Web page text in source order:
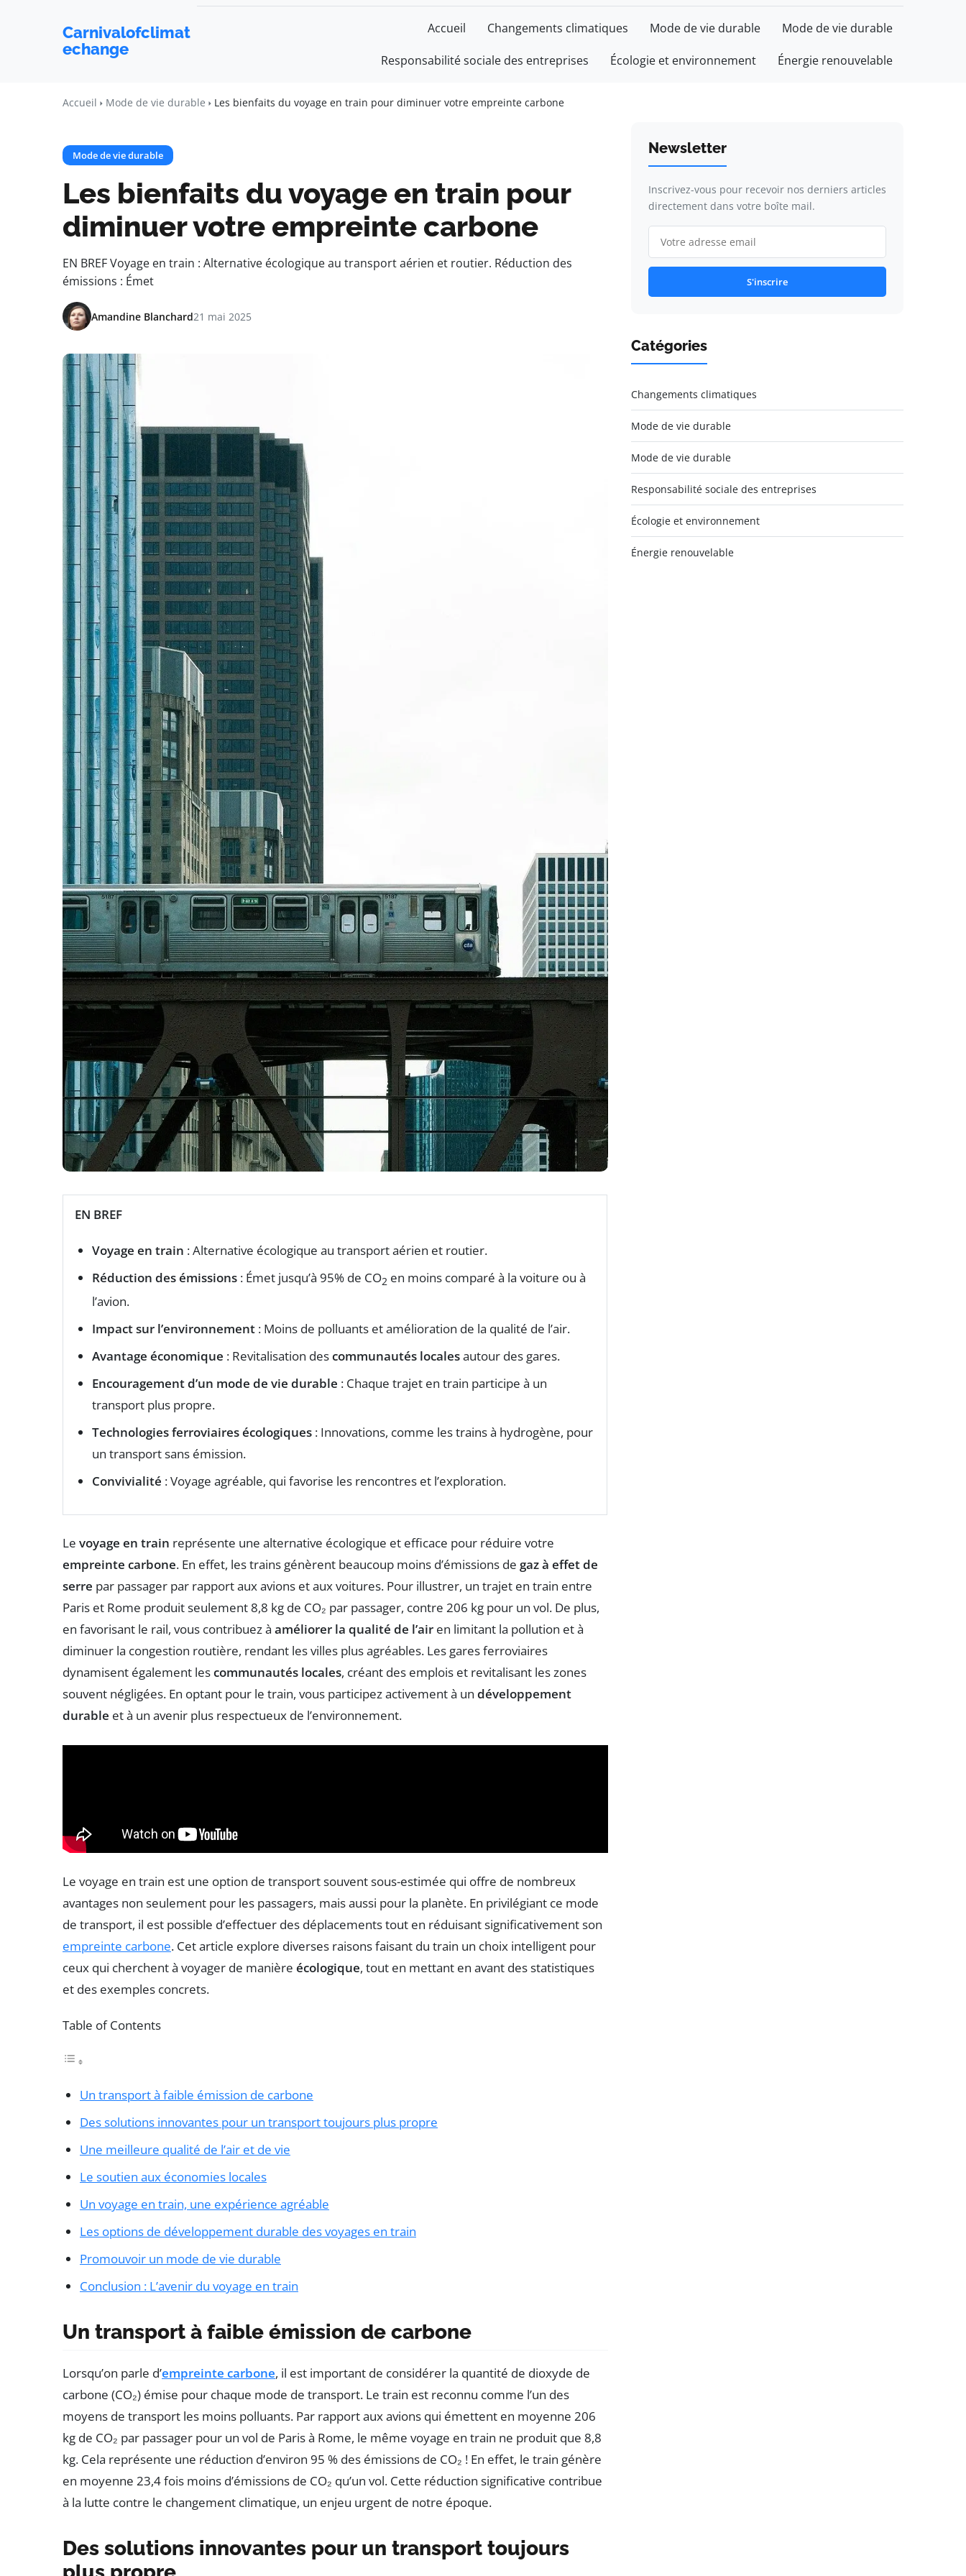
Carnivalofclimat
echange
Accueil Changements climatiques Mode de vie durable Mode de vie durable
Responsabilité sociale des entreprises Écologie et environnement Énergie renouvelable
Accueil Mode de vie durable Les bienfaits du voyage en train pour diminuer votre empreinte carbone
Mode de vie durable
Les bienfaits du voyage en train pour
diminuer votre empreinte carbone
EN BREF Voyage en train : Alternative écologique au transport aérien et routier. Réduction des
émissions : Émet
Amandine Blanchard21 mai 2025
EN BREF
Voyage en train : Alternative écologique au transport aérien et routier.
Réduction des émissions : Émet jusqu’à 95% de CO2 en moins comparé à la voiture ou à
l’avion.
Impact sur l’environnement : Moins de polluants et amélioration de la qualité de l’air.
Avantage économique : Revitalisation descommunautés localesautour des gares.
Encouragement d’un mode de vie durable : Chaque trajet en train participe à un
transport plus propre.
Technologies ferroviaires écologiques : Innovations, comme les trains à hydrogène, pour
un transport sans émission.
Convivialité : Voyage agréable, qui favorise les rencontres et l’exploration.
Le voyage en train représente une alternative écologique et efficace pour réduire votre
empreinte carbone. En effet, les trains génèrent beaucoup moins d’émissions de gaz à effet de
serre par passager par rapport aux avions et aux voitures. Pour illustrer, un trajet en train entre
Paris et Rome produit seulement 8,8 kg de CO₂ par passager, contre 206 kg pour un vol. De plus,
en favorisant le rail, vous contribuez à améliorer la qualité de l’air en limitant la pollution et à
diminuer la congestion routière, rendant les villes plus agréables. Les gares ferroviaires
dynamisent également lescommunautés locales, créant des emplois et revitalisant les zones
souvent négligées. En optant pour le train, vous participez activement à un développement
durable et à un avenir plus respectueux de l’environnement.
Le voyage en train est une option de transport souvent sous-estimée qui offre de nombreux
avantages non seulement pour les passagers, mais aussi pour la planète. En privilégiant ce mode
de transport, il est possible d’effectuer des déplacements tout en réduisant significativement son
empreinte carbone. Cet article explore diverses raisons faisant du train un choix intelligent pour
ceux qui cherchent à voyager de manière écologique, tout en mettant en avant des statistiques
et des exemples concrets.
Table of Contents
Un transport à faible émission de carbone
Des solutions innovantes pour un transport toujours plus propre
Une meilleure qualité de l’air et de vie
Le soutien aux économies locales
Un voyage en train, une expérience agréable
Les options de développement durable des voyages en train
Promouvoir un mode de vie durable
Conclusion : L’avenir du voyage en train
Un transport à faible émission de carbone
Lorsqu’on parle d’empreinte carbone, il est important de considérer la quantité de dioxyde de
carbone (CO₂) émise pour chaque mode de transport. Le train est reconnu comme l’un des
moyens de transport les moins polluants. Par rapport aux avions qui émettent en moyenne 206
kg de CO₂ par passager pour un vol de Paris à Rome, le même voyage en train ne produit que 8,8
kg. Cela représente une réduction d’environ 95 % des émissions de CO₂ ! En effet, le train génère
en moyenne 23,4 fois moins d’émissions de CO₂ qu’un vol. Cette réduction significative contribue
à la lutte contre le changement climatique, un enjeu urgent de notre époque.
Des solutions innovantes pour un transport toujours
Newsletter
Inscrivez-vous pour recevoir nos derniers articles
directement dans votre boîte mail.
S'inscrire
Catégories
Changements climatiques
Mode de vie durable
Mode de vie durable
Responsabilité sociale des entreprises
Écologie et environnement
Énergie renouvelable